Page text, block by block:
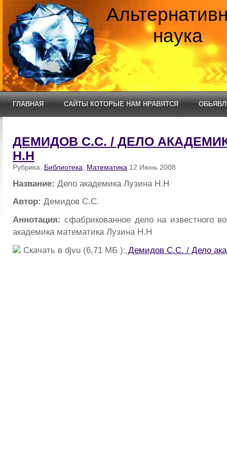
наука
ГЛАВНАЯ САЙТЫ КОТОРЫЕ НАМ НРАВЯТСЯ
ДЕМИДОВ С.С. / ДЕЛО
Н.Н
Рубрика: Библиотека Математика 12 Июнь 2008
Название: Дело академика Лузина Н.Н
Автор: Демидов С.С.
Аннотация: сфабрикованное дело на известного
академика математика Лузина Н.Н
Скачать в djvu (6,71 МБ ): Демидов С.С. / Дело